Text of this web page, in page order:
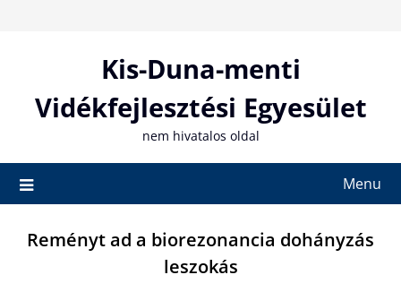
Kis-Duna-menti
Vidékfejlesztési Egyesület
nem hivatalos oldal
Menu
Reményt ad a biorezonancia dohányzás
leszokás